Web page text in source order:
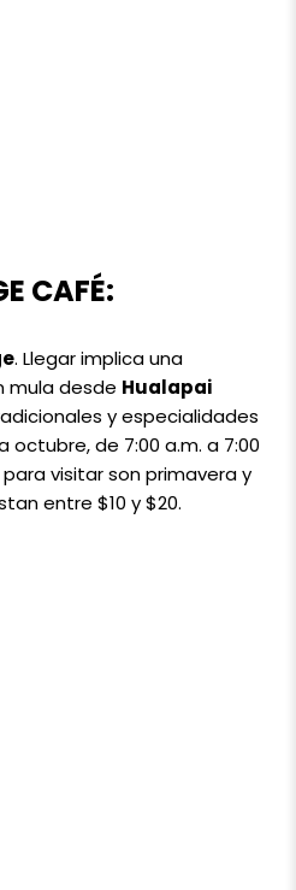
CAFÉ:
. Llegar implica una
mula desde Hualapai
y especialidades
octubre, de 7:00 a.m. a 7:00
visitar son primavera y
entre $10 y $20.